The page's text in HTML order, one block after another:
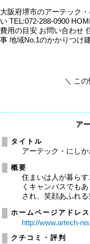
大阪府堺市のアーテック
い TEL:072-288-0900
費用の目安 お問い合わせ
事 地域No.1のかかりつけ
＼ こ
ア
タイトル
アーテック・にしか
概要
住まいは人が暮ら
くキャンバスでも
され、笑顔あふれ
ホームページアドレス
http://www.artech-
クチコミ・評判